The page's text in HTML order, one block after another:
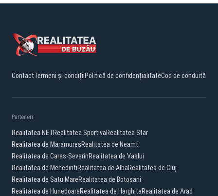
ContactTermeni și condițiiPolitică de confidențialitateCod de conduită
Parteneri:
Realitatea.NETRealitatea SportivaRealitatea Star
Realitatea de MaramuresRealitatea de Neamt
Realitatea de Caras-SeverinRealitatea de Vaslui
Realitatea de MehedintiRealitatea de AlbaRealitatea de Cluj
Realitatea de Satu MareRealitatea de Botosani
Realitatea de HunedoaraRealitatea de HarghitaRealitatea de Arad